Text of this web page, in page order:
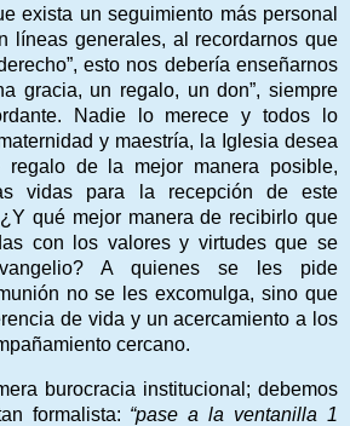
exista un seguimiento más personal
líneas generales, al recordarnos que
esto nos debería enseñarnos
gracia, un regalo, un don”, siempre
Nadie lo merece y todos lo
y maestría, la Iglesia desea
regalo de la mejor manera posible,
vidas para la recepción de este
qué mejor manera de recibirlo que
con los valores y virtudes que se
A quienes se les pide
no se les excomulga, sino que
de vida y un acercamiento a los
cercano.
burocracia institucional; debemos
formalista: “pase a la ventanilla 1